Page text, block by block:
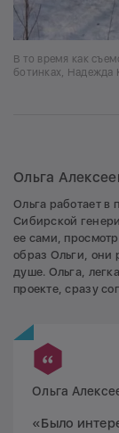
В то время как
ботинках, Надежда
Ольга
Ольга работает в
Сибирской
ее сами,
образ Ольги, они
душе. Ольга,
проекте, сразу
Ольга
«Было